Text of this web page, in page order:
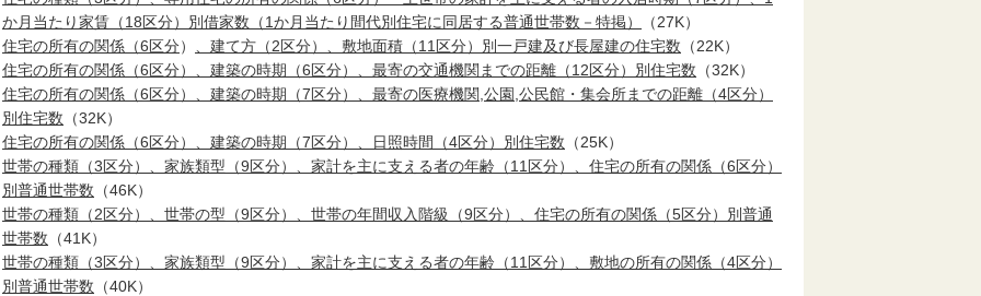
か月当たり家賃（18区分）別借家数（1か月当たり間代別住宅に同居する普通世帯数－特掲）
（27K）
住宅の所有の関係（6区分） 、建て方（2区分）、敷地面積（11区分）別一戸建及び長屋建の住宅数 （22K）
住宅の所有の関係（6区分）、建築の時期（6区分）、最寄の交通機関までの距離（12区分）別住宅数 （32K）
住宅の所有の関係（6区分）、建築の時期（7区分）、最寄の医療機関,公園,公民館・集会所までの距離（4区分）
別住宅数 （32K）
住宅の所有の関係（6区分）、建築の時期（7区分）、日照時間（4区分）別住宅数 （25K）
世帯の種類（3区分）、家族類型（9区分）、家計を主に支える者の年齢（11区分）、住宅の所有の関係（6区分）
別普通世帯数 （46K）
世帯の種類（2区分）、世帯の型（9区分）、世帯の年間収入階級（9区分）、住宅の所有の関係（5区分）別普通
世帯数 （41K）
世帯の種類（3区分）、家族類型（9区分）、家計を主に支える者の年齢（11区分）、敷地の所有の関係（4区分）
別普通世帯数 （40K）